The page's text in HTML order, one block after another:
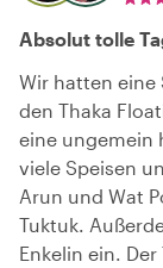
Absolut tolle
Wir hatten eine
den Thaka
eine ungemein
viele Speisen
Arun und Wat
Tuktuk.
Enkelin ein.